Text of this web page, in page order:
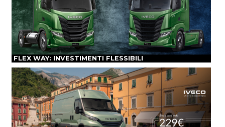
FLEX WAY: INVESTIMENTI FLESSIBILI